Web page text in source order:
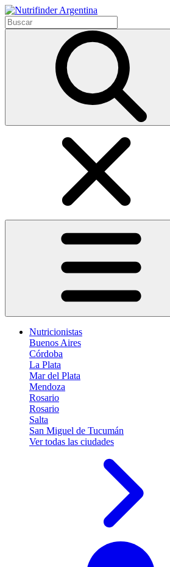
Nutricionistas
Buenos Aires
Córdoba
La Plata
Mar del Plata
Mendoza
Rosario
Rosario
Salta
San Miguel de Tucumán
Ver todas las ciudades